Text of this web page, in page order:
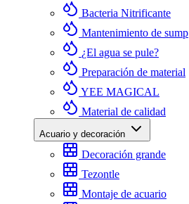
Bacteria Nitrificante
Mantenimiento de sump
¿El agua se pule?
Preparación de material
YEE MAGICAL
Material de calidad
Acuario y decoración
Decoración grande
Tezontle
Montaje de acuario